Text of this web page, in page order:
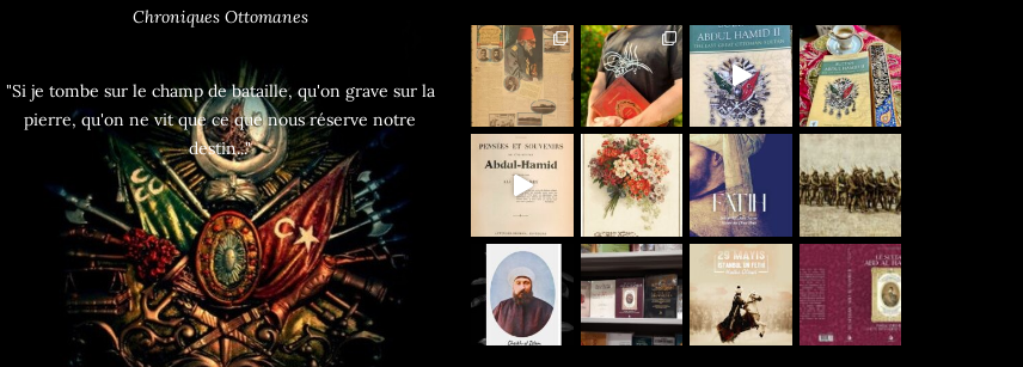
Chroniques Ottomanes
"Si je tombe sur le champ de bataille, qu'on grave sur la
pierre, qu'on ne vit que ce que nous réserve notre
destin..."